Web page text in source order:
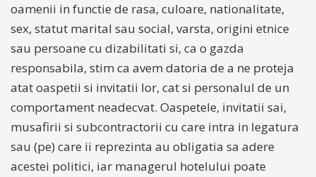
oamenii in functie de rasa, culoare, nationalitate,
sex, statut marital sau social, varsta, origini etnice
sau persoane cu dizabilitati si, ca o gazda
responsabila, stim ca avem datoria de a ne proteja
atat oaspetii si invitatii lor, cat si personalul de un
comportament neadecvat. Oaspetele, invitatii sai,
musafirii si subcontractorii cu care intra in legatura
sau (pe) care ii reprezinta au obligatia sa adere
acestei politici, iar managerul hotelului poate